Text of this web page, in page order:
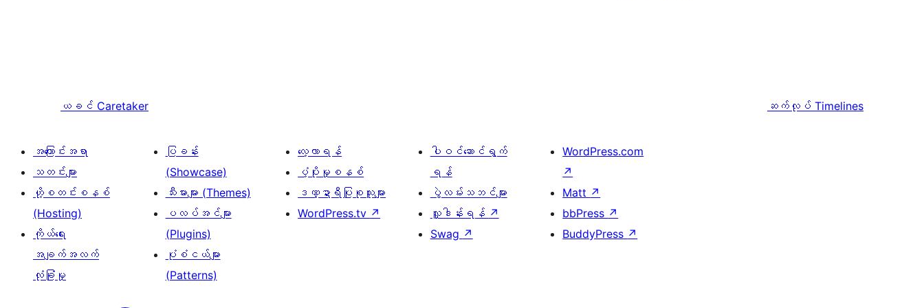
ယခင် Caretaker ဆက်လုပ် Timelines
အကြောင်းအရာ
သတင်းများ
ဟို့စတင်းစနစ်
(Hosting)
ကိုယ်ရေး
အချက်အလက်
လုံခြုံမှု
ပြခန်း
(Showcase)
သီးမားများ (Themes)
ပလပ်အင်များ
(Plugins)
ပုံစံငယ်များ
(Patterns)
လေ့လာရန်
ပံ့ပိုးမှုစနစ်
ဒဏ္ဍာရီပြုစုသူများ
WordPress.tv ↗
ပါဝင်ဆောင်ရွက်
ရန်
ပွဲလမ်းသဘင်များ
လှူဒါန်းရန် ↗
Swag ↗
WordPress.com
↗
Matt ↗
bbPress ↗
BuddyPress ↗